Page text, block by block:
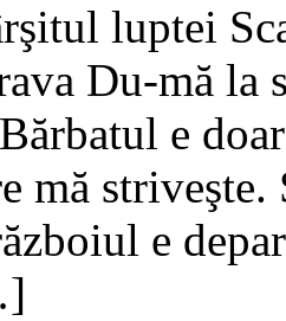
luptei
Du-mă
e
mă
e